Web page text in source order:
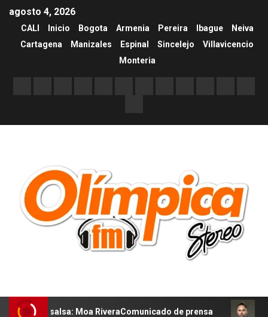
agosto 4, 2026
CALI Inicio Bogota Armenia Pereira Ibague
Neiva
Cartagena
Manizales Espinal Sincelejo
Villavicencio
Monteria
Moa RiveraComunicado de prensa MARCOS